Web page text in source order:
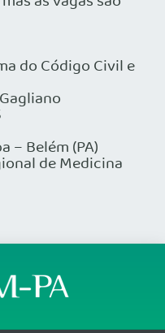
do Código Civil e
– Belém (PA)
de Medicina